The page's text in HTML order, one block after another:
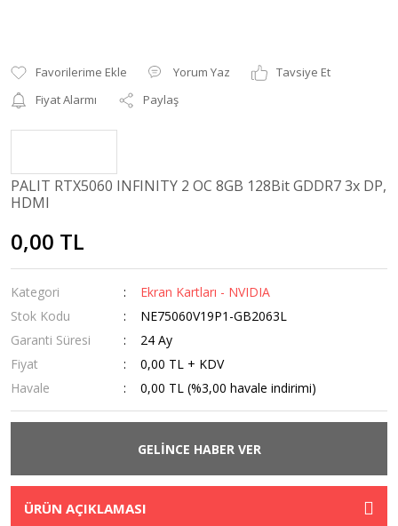
Yorum Yaz
Tavsiye Et
Fiyat Alarmı
Paylaş
PALIT RTX5060 INFINITY 2 OC 8GB 128Bit GDDR7 3x DP,
HDMI
0,00 TL
Kategori
Ekran Kartları - NVIDIA
Stok Kodu
NE75060V19P1-GB2063L
Garanti Süresi
24 Ay
Fiyat
0,00 TL + KDV
Havale
0,00 TL (%3,00 havale indirimi)
GELİNCE HABER VER
ÜRÜN AÇIKLAMASI